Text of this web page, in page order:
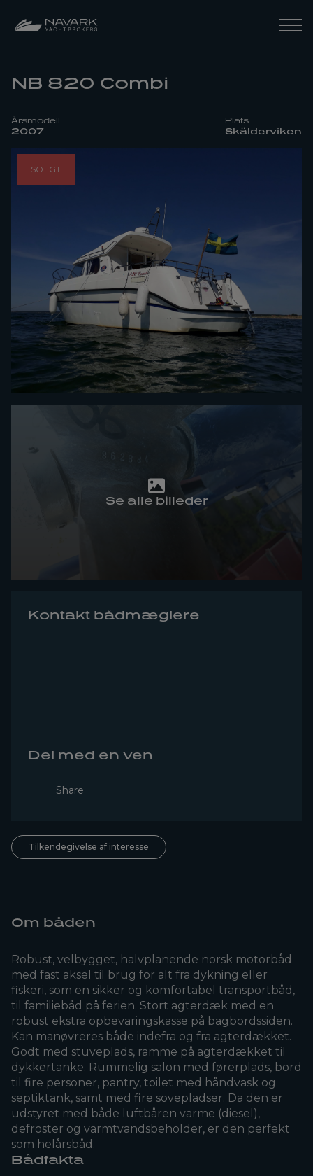
NB 820 Combi
Årsmodell:
2007
Plats:
Skälderviken
SOLGT
Se alle billeder
Kontakt bådmæglere
Del med en ven
Share
Tilkendegivelse af interesse
Om båden
Robust, velbygget, halvplanende norsk motorbåd
med fast aksel til brug for alt fra dykning eller
fiskeri, som en sikker og komfortabel transportbåd,
til familiebåd på ferien. Stort agterdæk med en
robust ekstra opbevaringskasse på bagbordssiden.
Kan manøvreres både indefra og fra agterdækket.
Godt med stuveplads, ramme på agterdækket til
dykkertanke. Rummelig salon med førerplads, bord
til fire personer, pantry, toilet med håndvask og
septiktank, samt med fire sovepladser. Da den er
udstyret med både luftbåren varme (diesel),
defroster og varmtvandsbeholder, er den perfekt
som helårsbåd.
Bådfakta